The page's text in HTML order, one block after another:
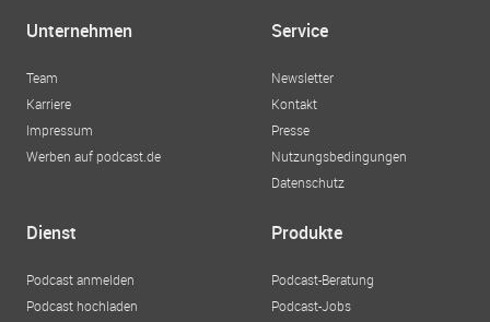
Unternehmen
Team
Karriere
Impressum
Werben auf podcast.de
Service
Newsletter
Kontakt
Presse
Nutzungsbedingungen
Datenschutz
Dienst
Podcast anmelden
Podcast hochladen
Produkte
Podcast-Beratung
Podcast-Jobs